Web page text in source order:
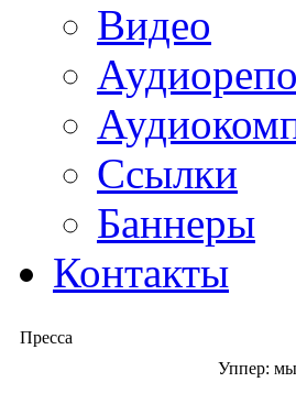
Видео
Ссылки
Баннеры
Контакты
Пресса
Уппер: